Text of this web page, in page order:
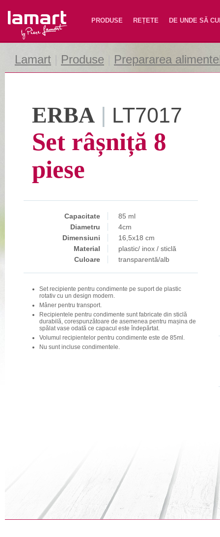
Lamart PRODUSE REȚETE DE UNDE SĂ
Lamart Produse Prepararea
ERBA | LT7017
Set râșniță 8
piese
Capacitate
85 ml
Diametru
4cm
Dimensiuni
16,5x18 cm
Material
plastic/ inox / sticlă
Culoare
transparentă/alb
Set recipiente pentru condimente pe suport de plastic
rotativ cu un design modern.
Mâner pentru transport.
Recipientele pentru condimente sunt fabricate din sticlă
durabilă, corespunzătoare de asemenea pentru mașina de
spălat vase odată ce capacul este îndepărtat.
Volumul recipientelor pentru condimente este de 85ml.
Nu sunt incluse condimentele.